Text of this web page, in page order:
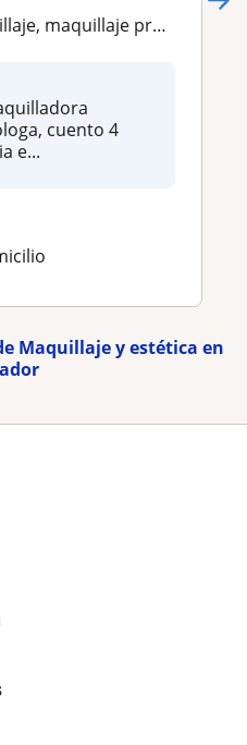
social y perfeccionamientos
cuento 4
e...
Maquillaje y estética en